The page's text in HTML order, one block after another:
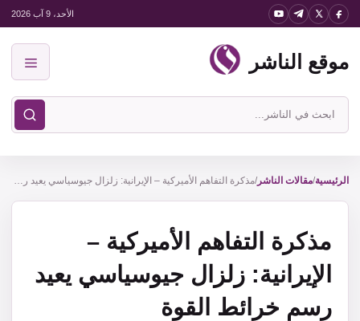
انتقل
المحتوى
الأحد، 9 آب 2026
موقع الناشر
ابحث
في
الناشر
الرئيسية/مقالات الناشر/ مذكرة التفاهم الأميركية – الإيرانية: زلزال جيوسياسي يعيد رسم خرائط القوة
مذكرة التفاهم الأميركية –
الإيرانية: زلزال جيوسياسي يعيد
رسم خرائط القوة